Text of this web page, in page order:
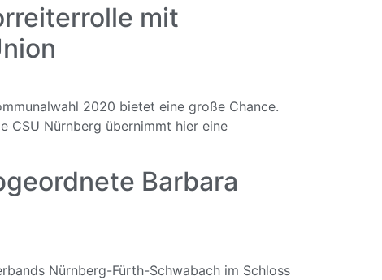
mit
2020 bietet eine große Chance.
CSU Nürnberg übernimmt hier eine
Barbara
Nürnberg-Fürth-Schwabach im Schloss